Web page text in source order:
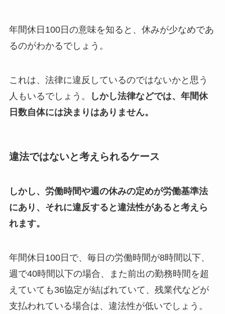
年間休日100日の意味を知ると、休みが少なめであ
るのがわかるでしょう。
これは、法律に違反しているのではないかと思う
人もいるでしょう。
しかし法律などでは、年間休
日数自体には決まりはありません。
違法ではないと考えられるケース
しかし、労働時間や週の休みの定めが労働基準法
にあり、それに違反すると違法性があると考えら
れます。
年間休日100日で、毎日の労働時間が8時間以下、
週で40時間以下の場合、また前出の勤務時間を超
えていても36協定が結ばれていて、残業代などが
支払われている場合は、違法性が低いでしょう。